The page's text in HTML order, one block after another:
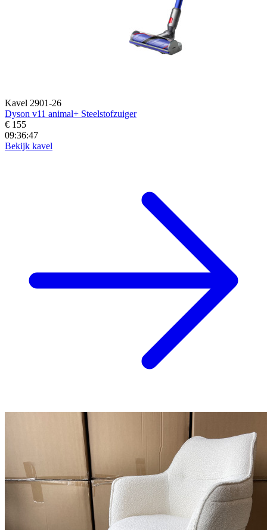
Kavel 2901-26
Dyson v11 animal+ Steelstofzuiger
€ 155
09:36:45
Bekijk kavel